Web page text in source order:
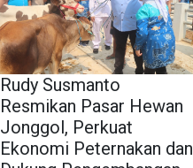
Rudy Susmanto
Resmikan Pasar Hewan
Jonggol, Perkuat
Ekonomi Peternakan dan